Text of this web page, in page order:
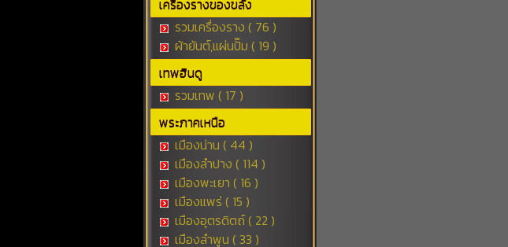
เครื่องรางของขลัง
รวมเครื่องราง ( 76 )
ผ้ายันต์,แผ่นปั๊ม ( 19 )
เทพฮินดู
รวมเทพ ( 17 )
พระภาคเหนือ
เมืองน่าน ( 44 )
เมืองลำปาง ( 114 )
เมืองพะเยา ( 16 )
เมืองแพร่ ( 15 )
เมืองอุตรดิตถ์ ( 22 )
เมืองลำพูน ( 33 )